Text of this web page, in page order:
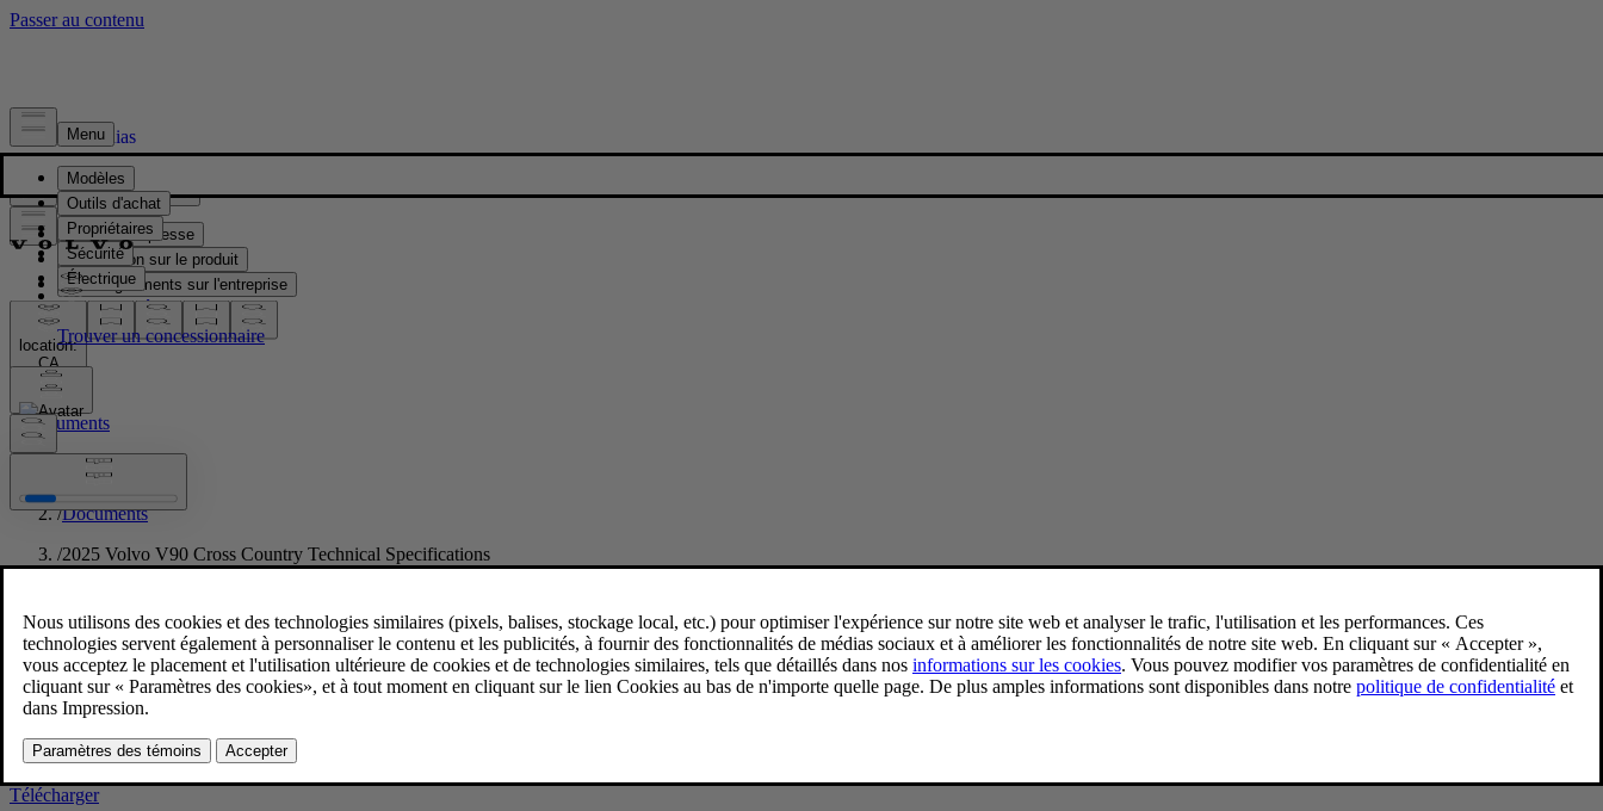
Presse & Médias
Matériel de presse
Information sur le produit
Renseignements sur l'entreprise
Contacts médias
location:
CA
Documents
Accueil
/Documents
/2025 Volvo V90 Cross Country Technical Specifications
2025 Volvo V90 Cross Country Technical Specifications
9/3/2024
Partager
Télécharger